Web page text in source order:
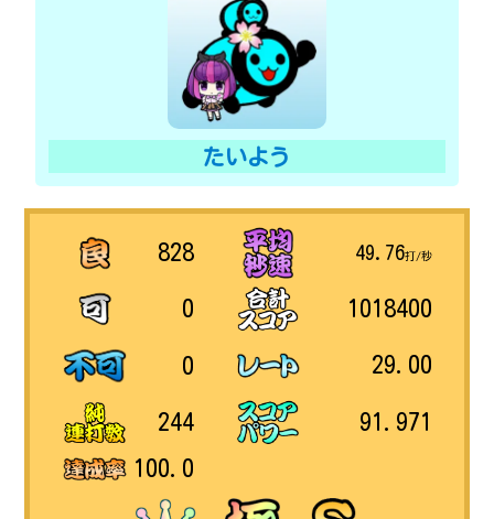
たいよう
828
0
0
244
100.0
49.76打/秒
1018400
29.00
91.971